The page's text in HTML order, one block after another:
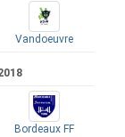
Vandoeuvre
Bordeaux FF